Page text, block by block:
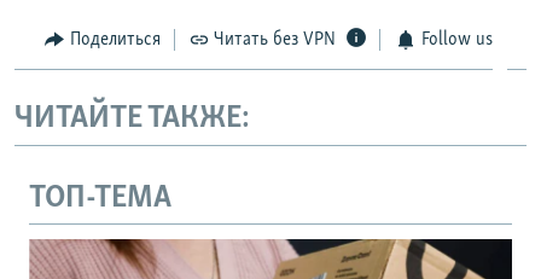
Поделиться Читать без VPN Follow us
ЧИТАЙТЕ ТАКЖЕ:
ТОП-ТЕМА